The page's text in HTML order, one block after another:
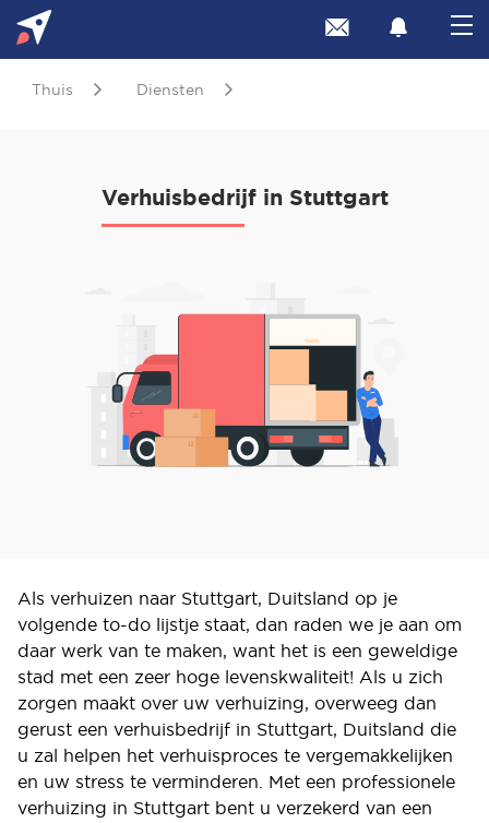
Thuis Diensten
Verhuisbedrijf in Stuttgart
Als verhuizen naar Stuttgart, Duitsland op je
volgende to-do lijstje staat, dan raden we je aan om
daar werk van te maken, want het is een geweldige
stad met een zeer hoge levenskwaliteit! Als u zich
zorgen maakt over uw verhuizing, overweeg dan
gerust een verhuisbedrijf in Stuttgart, Duitsland die
u zal helpen het verhuisproces te vergemakkelijken
en uw stress te verminderen. Met een professionele
verhuizing in Stuttgart bent u verzekerd van een